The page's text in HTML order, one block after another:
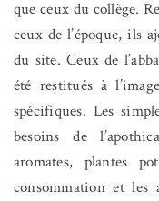
que ceux du collège.
ceux de l’époque, ils
du site. Ceux de
été restitués à
spécifiques. Les
besoins de
aromates, plantes
consommation et